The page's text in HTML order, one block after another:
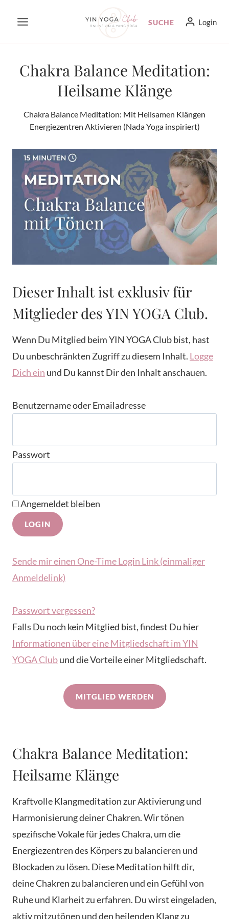
Inhalt
SUCHE Login
Chakra Balance Meditation:
Heilsame Klänge
Chakra Balance Meditation: Mit Heilsamen Klängen
Energiezentren Aktivieren (Nada Yoga inspiriert)
Dieser Inhalt ist exklusiv für
Mitglieder des YIN YOGA Club.
Wenn Du Mitglied beim YIN YOGA Club bist, hast
Du unbeschränkten Zugriff zu diesem Inhalt. Logge
Dich ein und Du kannst Dir den Inhalt anschauen.
Benutzername oder Emailadresse
Passwort
Angemeldet bleiben
Sende mir einen One-Time Login Link (einmaliger
Anmeldelink)
Passwort vergessen?
Falls Du noch kein Mitglied bist, findest Du hier
Informationen über eine Mitgliedschaft im YIN
YOGA Clubund die Vorteile einer Mitgliedschaft.
MITGLIED WERDEN
Chakra Balance Meditation:
Heilsame Klänge
Kraftvolle Klangmeditation zur Aktivierung und
Harmonisierung deiner Chakren. Wir tönen
spezifische Vokale für jedes Chakra, um die
Energiezentren des Körpers zu balancieren und
Blockaden zu lösen. Diese Meditation hilft dir,
deine Chakren zu balancieren und ein Gefühl von
Ruhe und Klarheit zu erfahren. Du wirst eingeladen,
aktiv mitzutönen und den heilenden Klang zu